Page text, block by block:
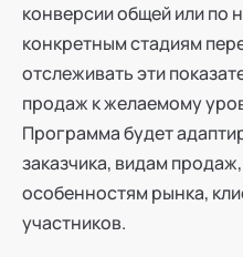
конверсии общей или по
конкретным стадиям
отслеживать эти
продаж к желаемому
Программа будет
заказчика, видам
особенностям рынка,
участников.